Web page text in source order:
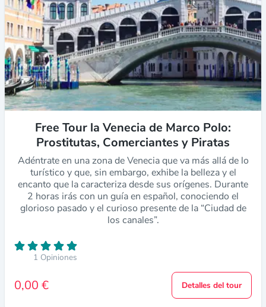
Free Tour la Venecia de Marco Polo:
Prostitutas, Comerciantes y Piratas
Adéntrate en una zona de Venecia que va más allá de lo
turístico y que, sin embargo, exhibe la belleza y el
encanto que la caracteriza desde sus orígenes. Durante
2 horas irás con un guía en español, conociendo el
glorioso pasado y el curioso presente de la “Ciudad de
los canales”.
1 Opiniones
0,00 € Detalles del tour